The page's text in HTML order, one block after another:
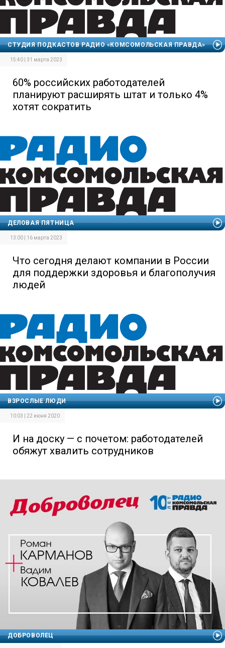
СТУДИЯ ПОДКАСТОВ РАДИО «КОМСОМОЛЬСКАЯ ПРАВДА»
15:40 | 31 марта 2023
60% российских работодателей
планируют расширять штат и только 4%
хотят сократить
ДЕЛОВАЯ ПЯТНИЦА
13:00 | 16 марта 2023
Что сегодня делают компании в России
для поддержки здоровья и благополучия
людей
ВЗРОСЛЫЕ ЛЮДИ
10:03 | 22 июня 2020
И на доску — с почетом: работодателей
обяжут хвалить сотрудников
ДОБРОВОЛЕЦ